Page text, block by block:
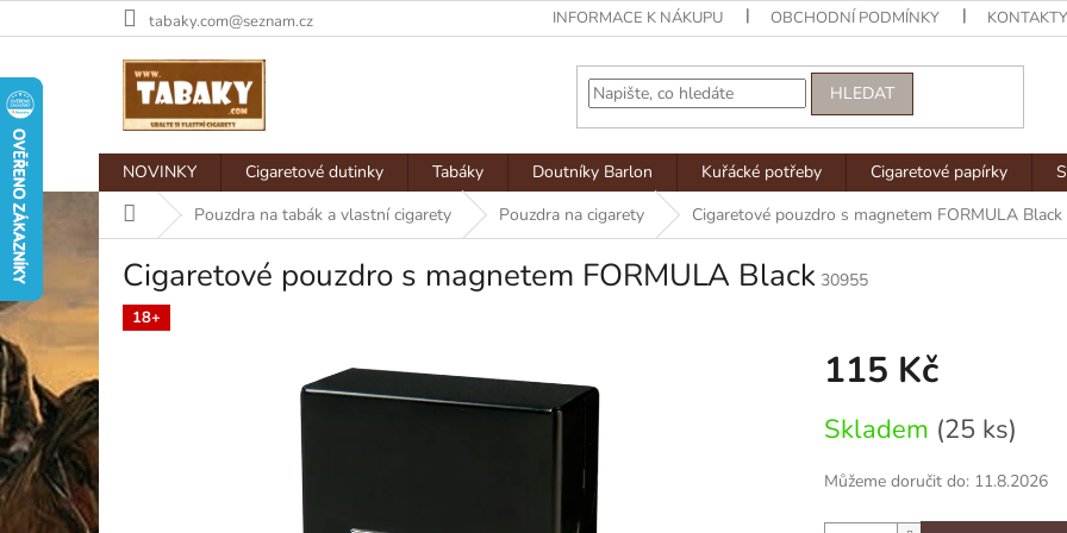
na
tabaky.com@seznam.cz INFORMACE K NÁKUPU OBCHODNÍ PODMÍNKY KONTAKTY
HLEDAT
NOVINKY Cigaretové dutinky Tabáky Doutníky Barlon Kuřácké potřeby Cigaretové papírky
Domů Pouzdra na tabák a vlastní cigarety Pouzdra na cigarety Cigaretové pouzdro s magnetem FORMULA Black
Cigaretové pouzdro s magnetem FORMULA Black 30955
18+
115 Kč
cena:
Skladem (25 ks)
Můžeme doručit do: 11.8.2026